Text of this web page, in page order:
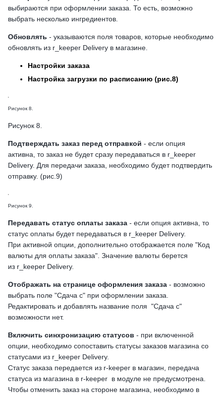
выбираются при оформлении заказа. То есть, возможно
выбрать несколько ингредиентов.
Обновлять - указываются поля товаров, которые необходимо
обновлять из r_keeper Delivery в магазине.
Настройки заказа
Настройка загрузки по расписанию (рис.8)
Рисунок 8.
Рисунок 8.
Подтверждать заказ перед отправкой - если опция
активна, то заказ не будет сразу передаваться в r_keeper
Delivery. Для передачи заказа, необходимо будет подтвердить
отправку. (рис.9)
Рисунок 9.
Передавать статус оплаты заказа - если опция активна, то
статус оплаты будет передаваться в r_keeper Delivery.
При активной опции, дополнительно отображается поле "Код
валюты для оплаты заказа". Значение валюты берется
из r_keeper Delivery.
Отображать на странице оформления заказа - возможно
выбрать поле "Сдача с" при оформлении заказа.
Редактировать и добавлять название поля "Сдача с"
возможности нет.
Включить синхронизацию статусов - при включенной
опции, необходимо сопоставить статусы заказов магазина со
статусами из r_keeper Delivery.
Статус заказа передается из r-keeper в магазин, передача
статуса из магазина в r-keeper в модуле не предусмотрена.
Чтобы отменить заказ на стороне магазина, необходимо в